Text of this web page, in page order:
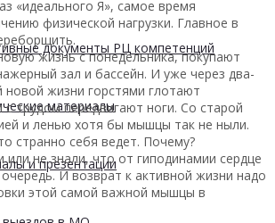
документы РЦ компетенций
материалы
и презентации
«идеального Я», самое время
физической нагрузки. Главное в
жизнь с понедельника, покупают
зал и бассейн. И уже через два-
новой жизни горстями глотают
трудом передвигают ноги. Со старой
и ленью хотя бы мышцы так не ныли.
странно себя ведет. Почему?
не знали, что от гиподинамии сердце
И возврат к активной жизни надо
этой самой важной мышцы в